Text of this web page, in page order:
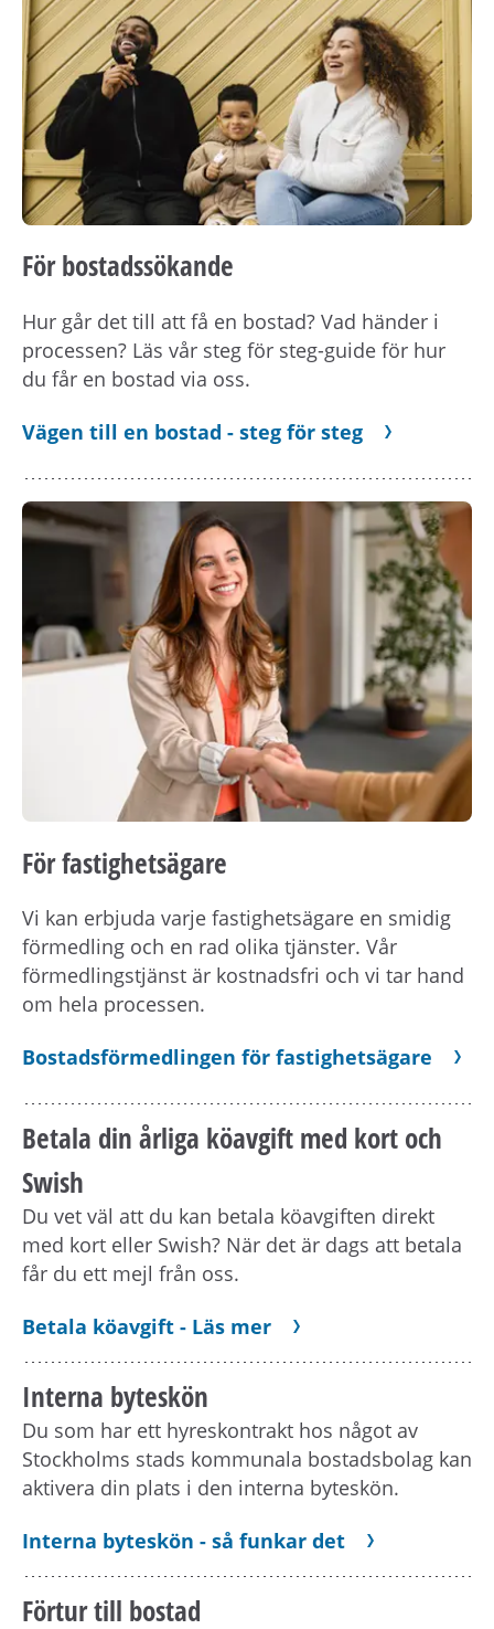
För bostadssökande
Hur går det till att få en bostad? Vad händer i
processen? Läs vår steg för steg-guide för hur
du får en bostad via oss.
Vägen till en bostad - steg för steg
För fastighetsägare
Vi kan erbjuda varje fastighetsägare en smidig
förmedling och en rad olika tjänster. Vår
förmedlingstjänst är kostnadsfri och vi tar hand
om hela processen.
Bostadsförmedlingen för fastighetsägare
Betala din årliga köavgift med kort och
Swish
Du vet väl att du kan betala köavgiften direkt
med kort eller Swish? När det är dags att betala
får du ett mejl från oss.
Betala köavgift - Läs mer
Interna byteskön
Du som har ett hyreskontrakt hos något av
Stockholms stads kommunala bostadsbolag kan
aktivera din plats i den interna byteskön.
Interna byteskön - så funkar det
Förtur till bostad